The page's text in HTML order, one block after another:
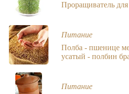
Проращиватель
Питание
Полба - пшенице
усатый - полбин
Питание